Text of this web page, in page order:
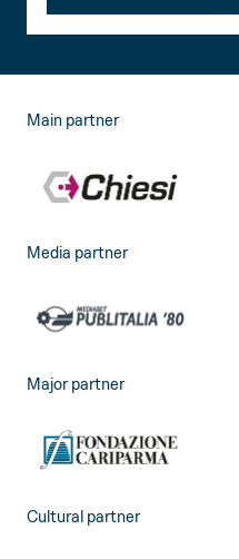
Main partner
Media partner
Major partner
Cultural partner